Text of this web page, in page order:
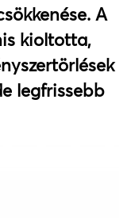
A
kioltotta,
legfrissebb